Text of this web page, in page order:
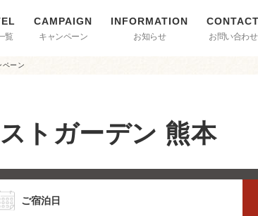
覧 キャンペーン お知らせ お問い合わせ
ペーン
トガーデン 熊本